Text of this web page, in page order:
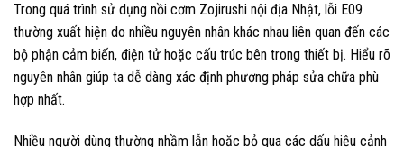
Trong quá trình sử dụng nồi cơm Zojirushi nội địa Nhật, lỗi E09
thường xuất hiện do nhiều nguyên nhân khác nhau liên quan đến các
bộ phận cảm biến, điện tử hoặc cấu trúc bên trong thiết bị. Hiểu rõ
nguyên nhân giúp ta dễ dàng xác định phương pháp sửa chữa phù
hợp nhất.
Nhiều người dùng thường nhầm lẫn hoặc bỏ qua các dấu hiệu cảnh